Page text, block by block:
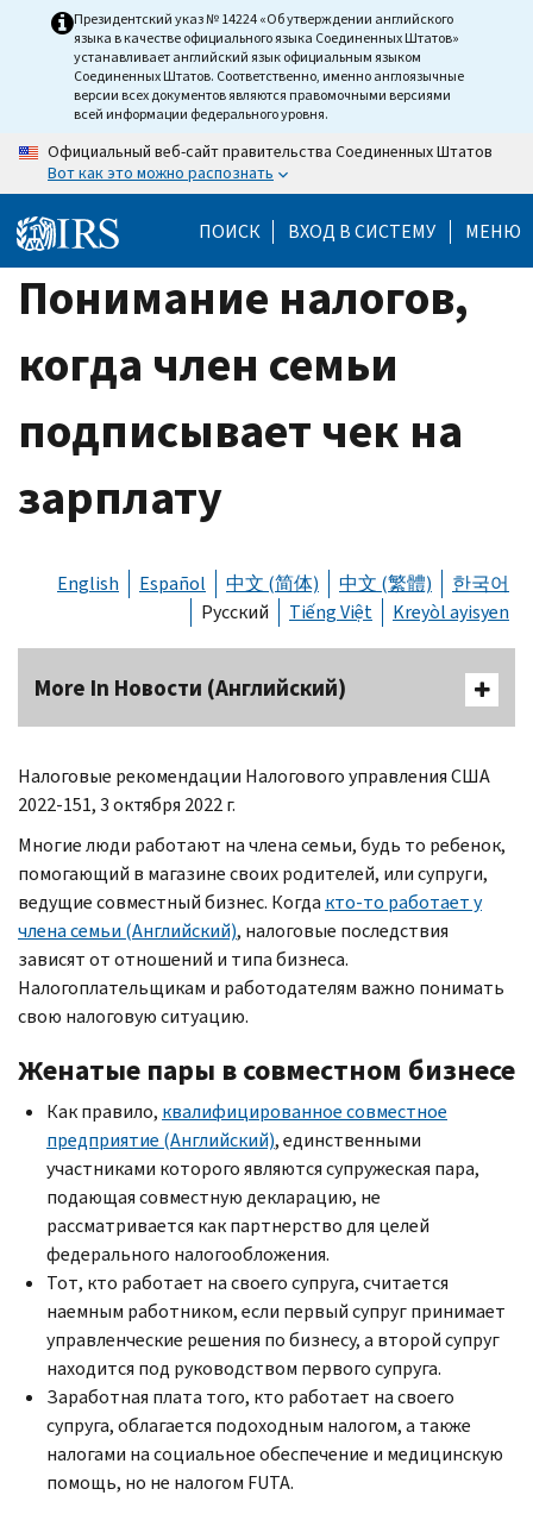
Президентский указ № 14224 «Об утверждении английского
языка в качестве официального языка Соединенных Штатов»
устанавливает английский язык официальным языком
Соединенных Штатов. Соответственно, именно англоязычные
версии всех документов являются правомочными версиями
всей информации федерального уровня.
Официальный веб-сайт правительства Соединенных Штатов
Вот как это можно распознать
ПОИСК ВХОД В СИСТЕМУ МЕНЮ
Понимание налогов,
когда член семьи
подписывает чек на
зарплату
English Español 中文 (简体) 中文 (繁體)
한국어
Русский
Tiếng Việt Kreyòl ayisyen
More In Новости (Английский)
Налоговые рекомендации Налогового управления США
2022-151, 3 октября 2022 г.
Многие люди работают на члена семьи, будь то ребенок,
помогающий в магазине своих родителей, или супруги,
ведущие совместный бизнес. Когда кто-то работает у
члена семьи (Английский), налоговые последствия
зависят от отношений и типа бизнеса.
Налогоплательщикам и работодателям важно понимать
свою налоговую ситуацию.
Женатые пары в совместном бизнесе
Как правило, квалифицированное совместное
предприятие (Английский), единственными
участниками которого являются супружеская пара,
подающая совместную декларацию, не
рассматривается как партнерство для целей
федерального налогообложения.
Тот, кто работает на своего супруга, считается
наемным работником, если первый супруг принимает
управленческие решения по бизнесу, а второй супруг
находится под руководством первого супруга.
Заработная плата того, кто работает на своего
супруга, облагается подоходным налогом, а также
налогами на социальное обеспечение и медицинскую
помощь, но не налогом FUTA.